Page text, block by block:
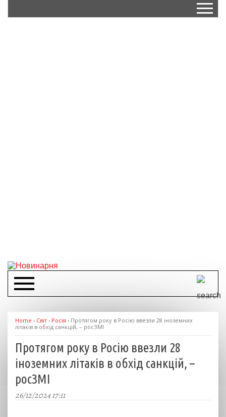
Home › Світ › Росія › Протягом року в Росію ввезли 28 іноземних
літаків в обхід санкцій, – росЗМІ
Протягом року в Росію ввезли 28
іноземних літаків в обхід санкцій, –
росЗМІ
26/12/2024 17:11